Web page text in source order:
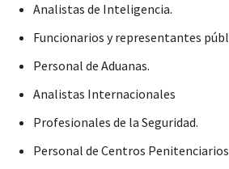
Analistas de Inteligencia.
Funcionarios y representantes
Personal de Aduanas.
Analistas Internacionales
Profesionales de la Seguridad.
Personal de Centros